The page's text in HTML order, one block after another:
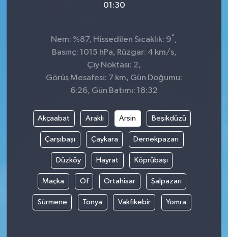
01:30
Nem: %87, Hissedilen Sıcaklık: 9° ,
Basınç: 1015 hPa, Rüzgar: 4 km/s,
Çiy Noktası: 2,
Görüş Mesafesi: 7 km, Gün Doğumu:
6:26, Gün Batımı: 18:32
Akçaabat Araklı Arsin Beşikdüzü
Çarşıbaşı Çaykara Dernekpazarı
Düzköy Hayrat Köprübaşı
Maçka Of Ortahisar Şalpazarı
Sürmene Tonya Vakfıkebir Yomra